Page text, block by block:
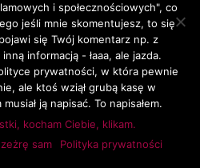
i społecznościowych", co
jeśli mnie skomentujesz, to się
się Twój komentarz np. z
informacją - łaaa, ale jazda.
prywatności, w która pewnie
ale ktoś wziął grubą kasę w
ją napisać. To napisałem.
kocham Ciebie, klikam.
sam
Polityka prywatności